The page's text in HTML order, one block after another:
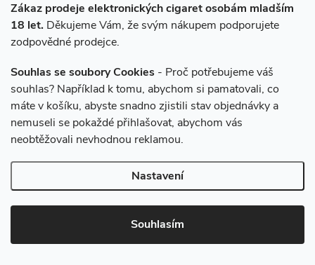
Zákaz prodeje elektronických cigaret osobám mladším
18 let. Děkujeme Vám, že svým nákupem podporujete
zodpovědné prodejce.
Souhlas se soubory Cookies - Proč potřebujeme váš
souhlas? Například k tomu, abychom si pamatovali, co
máte v košíku, abyste snadno zjistili stav objednávky a
nemuseli se pokaždé přihlašovat, abychom vás
neobtěžovali nevhodnou reklamou.
Nastavení
Souhlasím
Tip pro zásobovací nákup
U oblíbené příchutě se vyplatí brát víc 10ml lahviček naráz. Při
přihodit ižhavicí hlavynebo druhou baterii do POD systému.
Z
á
p
Mějte přehled o novinkách
a slevách
E-mail ODEBÍRAT